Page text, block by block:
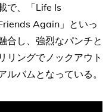
で、「Life Is
Again」といっ
合し、強烈なパンチと
リングでノックアウト
バムとなっている。